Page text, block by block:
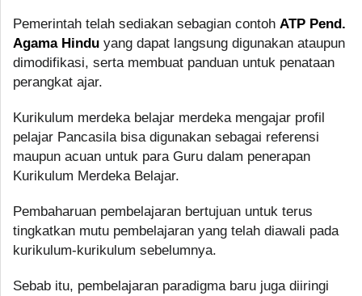
Pemerintah telah sediakan sebagian contoh ATP Pend.
Agama Hindu yang dapat langsung digunakan ataupun
dimodifikasi, serta membuat panduan untuk penataan
perangkat ajar.
Kurikulum merdeka belajar merdeka mengajar profil
pelajar Pancasila bisa digunakan sebagai referensi
maupun acuan untuk para Guru dalam penerapan
Kurikulum Merdeka Belajar.
Pembaharuan pembelajaran bertujuan untuk terus
tingkatkan mutu pembelajaran yang telah diawali pada
kurikulum-kurikulum sebelumnya.
Sebab itu, pembelajaran paradigma baru juga diiringi